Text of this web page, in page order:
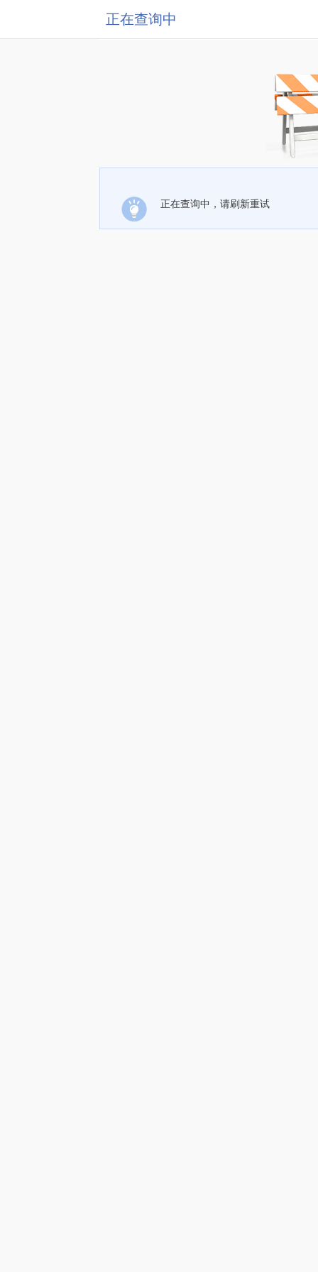
正在查询中
正在查询中，请刷新重试